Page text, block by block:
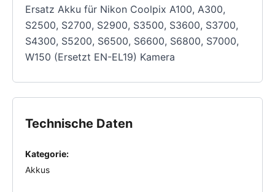
Ersatz Akku für Nikon Coolpix A100, A300,
S2500, S2700, S2900, S3500, S3600, S3700,
S4300, S5200, S6500, S6600, S6800, S7000,
W150 (Ersetzt EN-EL19) Kamera
Technische Daten
Kategorie:
Akkus